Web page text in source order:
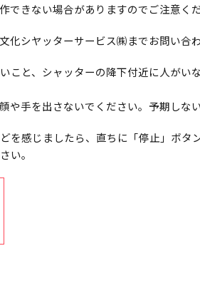
きない場合がありますのでご注意くだ
シヤッターサービス㈱までお問い合
こと、シャッターの降下付近に人が
手を出さないでください。予期しな
を感じましたら、直ちに「停止」ボタ
い。